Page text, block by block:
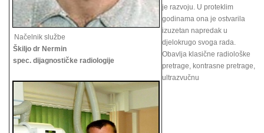
Načelnik službe
Škiljo dr Nermin
spec. dijagnostičke radiologije
je razvoju. U proteklim
godinama ona je ostvarila
izuzetan napredak u
djelokrugo svoga rada.
Obavlja klasične radiološke
pretrage, kontrasne pretrage,
ultrazvučnu